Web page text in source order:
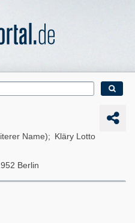
Name)
Kläry Lotto
Berlin